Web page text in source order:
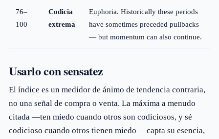
76–
100
Codicia
extrema
Euphoria. Historically these periods
have sometimes preceded pullbacks
— but momentum can also continue.
Usarlo con sensatez
El índice es un medidor de ánimo de tendencia contraria,
no una señal de compra o venta. La máxima a menudo
citada —ten miedo cuando otros son codiciosos, y sé
codicioso cuando otros tienen miedo— capta su esencia,